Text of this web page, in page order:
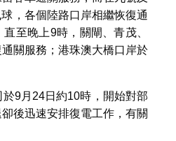
，各個陸路口岸相繼恢復通
至晚上9時，關閘、青茂、
關服務；港珠澳大橋口岸於
9月24日約10時，開始對部
後迅速安排復電工作，有關